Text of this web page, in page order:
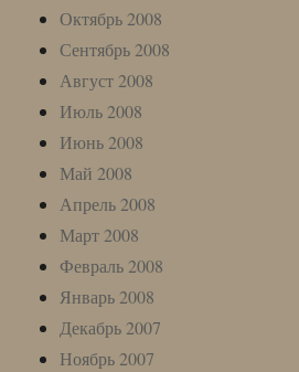
Октябрь 2008
Сентябрь 2008
Август 2008
Июль 2008
Июнь 2008
Май 2008
Апрель 2008
Март 2008
Февраль 2008
Январь 2008
Декабрь 2007
Ноябрь 2007